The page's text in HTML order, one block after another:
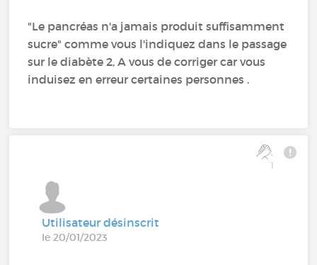
"Le pancréas n'a jamais produit suffisamment
sucre" comme vous l'indiquez dans le passage
sur le diabète 2, A vous de corriger car vous
induisez en erreur certaines personnes .
1
Utilisateur désinscrit
le 20/01/2023